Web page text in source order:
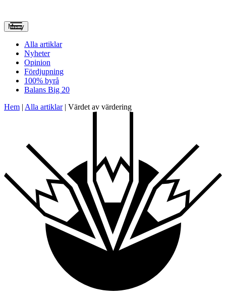
Meny
Alla artiklar
Nyheter
Opinion
Fördjupning
100% byrå
Balans Big 20
Hem | Alla artiklar| Värdet av värdering